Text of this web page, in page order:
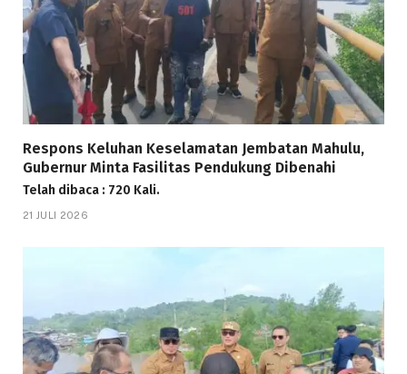
Respons Keluhan Keselamatan Jembatan Mahulu,
Gubernur Minta Fasilitas Pendukung Dibenahi
Telah dibaca : 720 Kali.
21 JULI 2026